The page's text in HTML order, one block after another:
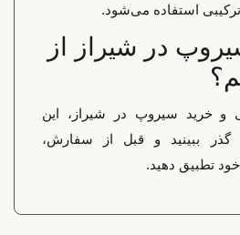
استفاده می‌شود.
در شیراز از
و خرید سیروپ در شیراز، این
ببینید و قبل از سفارش،
تطبیق دهید.